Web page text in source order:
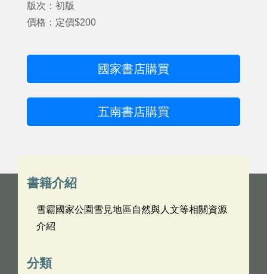
版次：初版
價格：定價$200
國家書店購買
五南書店購買
書籍介紹
雪霸國家公園雪見地區自然與人文等相關資源
介紹
分類